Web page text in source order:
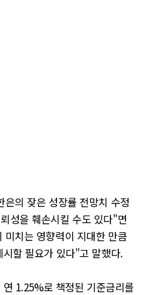
의 잦은 성장률 전망치 수정
성을 훼손시킬 수도 있다"면
치는 영향력이 지대한 만큼
할 필요가 있다"고 말했다.
1.25%로 책정된 기준금리를